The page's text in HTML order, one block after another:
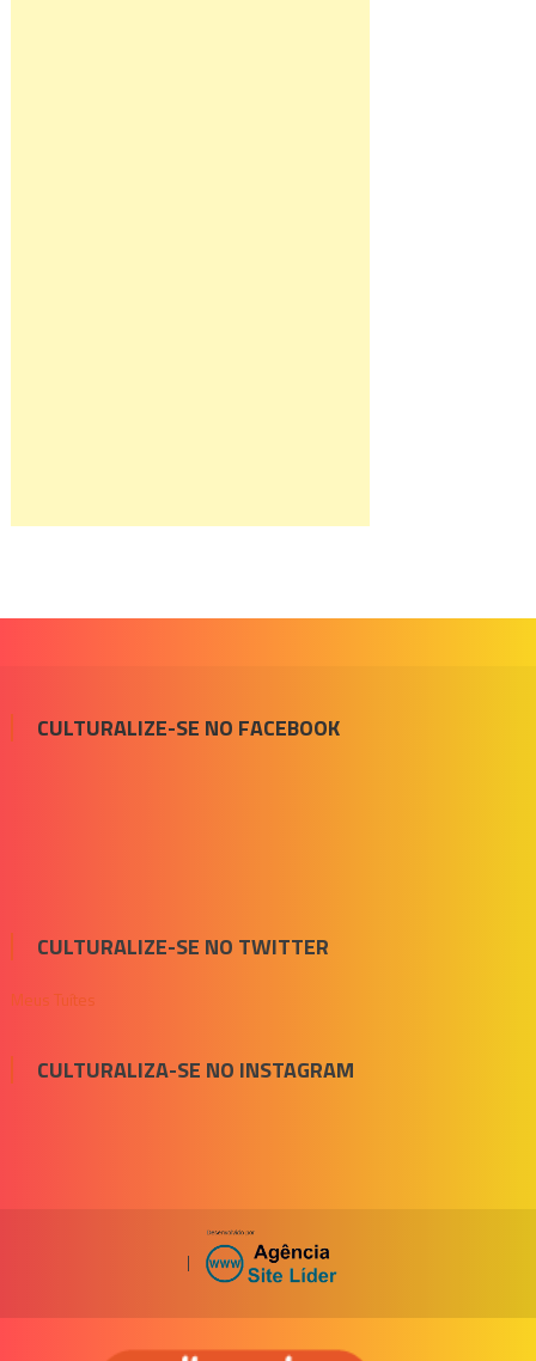
CULTURALIZE-SE NO FACEBOOK
CULTURALIZE-SE NO TWITTER
Meus Tuítes
CULTURALIZA-SE NO INSTAGRAM
|